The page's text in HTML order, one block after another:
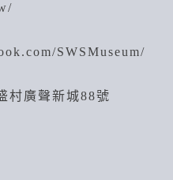
SWSMuseum/
村廣聲新城88號